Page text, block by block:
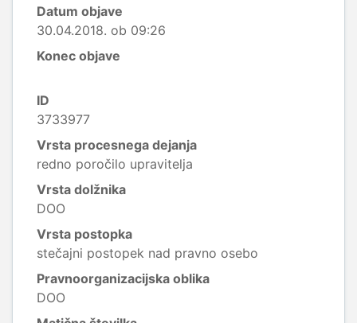
Datum objave
30.04.2018. ob 09:26
Konec objave
ID
3733977
Vrsta procesnega dejanja
redno poročilo upravitelja
Vrsta dolžnika
DOO
Vrsta postopka
stečajni postopek nad pravno osebo
Pravnoorganizacijska oblika
DOO